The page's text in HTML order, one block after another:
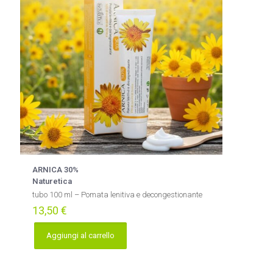
ARNICA 30%
Naturetica
tubo 100 ml – Pomata lenitiva e decongestionante
13,50 €
Aggiungi al carrello